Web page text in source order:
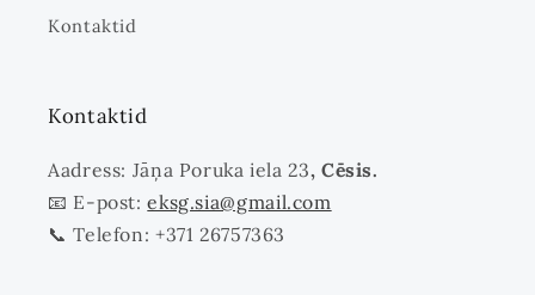
Kontaktid
Kontaktid
Aadress: Jāņa Poruka iela 23, Cēsis.
📧 E-post:eksg.sia@gmail.com
📞 Telefon: +371 26757363